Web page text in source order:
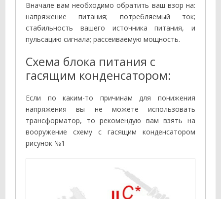
Вначале вам необходимо обратить ваш взор на:
напряжение питания; потребляемый ток;
стабильность вашего источника питания, и
пульсацию сигнала; рассеиваемую мощность.
Схема блока питания с
гасящим конденсатором:
Если по каким-то причинам для понижения
напряжения вы не можете использовать
трансформатор, то рекомендую вам взять на
вооружение схему с гасящим конденсатором
рисунок №1